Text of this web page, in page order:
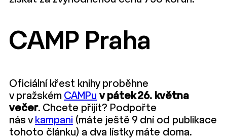
CAMP Praha
Oficiální křest knihy proběhne
v pražském CAMPu v pátek 26. května
večer. Chcete přijít? Podpořte
nás v kampani (máte ještě 9 dní od publikace
tohoto článku) a dva lístky máte doma.